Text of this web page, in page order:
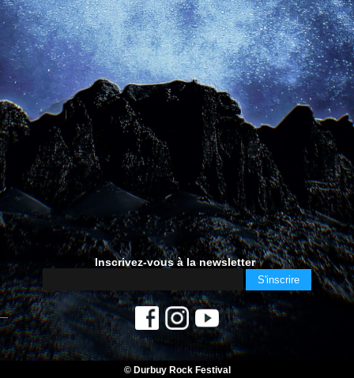
Inscrivez-vous à la newsletter
© Durbuy Rock Festival